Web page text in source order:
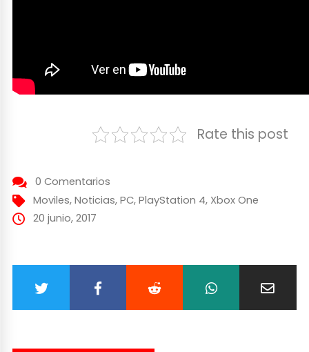
Rate this post
0 Comentarios
Moviles, Noticias, PC, PlayStation 4, Xbox One
20 junio, 2017